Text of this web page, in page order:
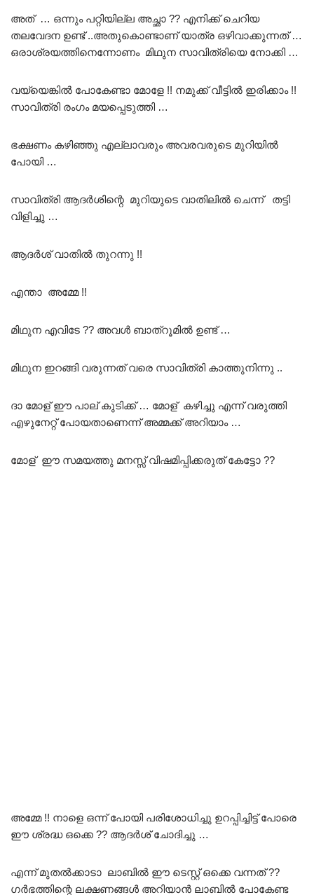
അത് … ഒന്നും പറ്റിയില്ല അച്ഛാ ?? എനിക്ക് ചെറിയ
തലവേദന ഉണ്ട് ..അതുകൊണ്ടാണ് യാത്ര ഒഴിവാക്കുന്നത് …
ഒരാശ്രയത്തിനെന്നോണം മിഥുന സാവിത്രിയെ നോക്കി …
വയ്യെങ്കിൽ പോകേണ്ടാ മോളേ !! നമുക്ക്‌ വീട്ടിൽ ഇരിക്കാം !!
സാവിത്രി രംഗം മയപ്പെടുത്തി …
ഭക്ഷണം കഴിഞ്ഞു എല്ലാവരും അവരവരുടെ മുറിയിൽ
പോയി …
സാവിത്രി ആദർശിന്റെ മുറിയുടെ വാതിലിൽ ചെന്ന് തട്ടി
വിളിച്ചു …
ആദർശ് വാതിൽ തുറന്നു !!
എന്താ അമ്മേ !!
മിഥുന എവിടേ ?? അവൾ ബാത്‌റൂമിൽ ഉണ്ട് …
മിഥുന ഇറങ്ങി വരുന്നത് വരെ സാവിത്രി കാത്തുനിന്നു ..
ദാ മോള് ഈ പാല് കുടിക്ക് … മോള് കഴിച്ചു എന്ന് വരുത്തി
എഴുനേറ്റ് പോയതാണെന്ന് അമ്മക്ക് അറിയാം …
മോള് ഈ സമയത്തു മനസ്സ് വിഷമിപ്പിക്കരുത് കേട്ടോ ??
അമ്മേ !! നാളെ ഒന്ന് പോയി പരിശോധിച്ചു ഉറപ്പിച്ചിട്ട് പോരെ
ഈ ശ്രദ്ധ ഒക്കെ ?? ആദർശ് ചോദിച്ചു …
എന്ന് മുതൽക്കാടാ ലാബിൽ ഈ ടെസ്റ്റ് ഒക്കെ വന്നത് ??
ഗർഭത്തിന്റെ ലക്ഷണങ്ങൾ അറിയാൻ ലാബിൽ പോകേണ്ട